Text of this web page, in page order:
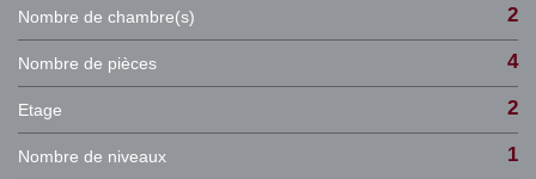
Nombre de chambre(s) 2
Nombre de pièces 4
Etage 2
Nombre de niveaux 1